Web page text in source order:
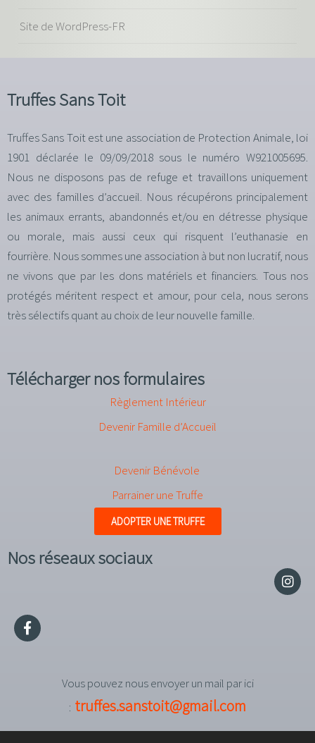
Site de WordPress-FR
Truffes Sans Toit
Truffes Sans Toit est une association de Protection Animale, loi
1901 déclarée le 09/09/2018 sous le numéro W921005695.
Nous ne disposons pas de refuge et travaillons uniquement
avec des familles d’accueil. Nous récupérons principalement
les animaux errants, abandonnés et/ou en détresse physique
ou morale, mais aussi ceux qui risquent l’euthanasie en
fourrière. Nous sommes une association à but non lucratif, nous
ne vivons que par les dons matériels et financiers. Tous nos
protégés méritent respect et amour, pour cela, nous serons
très sélectifs quant au choix de leur nouvelle famille.
Télécharger nos formulaires
Règlement Intérieur
Devenir Famille d’Accueil
Devenir Bénévole
Parrainer une Truffe
ADOPTER UNE TRUFFE
Nos réseaux sociaux
Vous pouvez nous envoyer un mail par ici
: truffes.sanstoit@gmail.com